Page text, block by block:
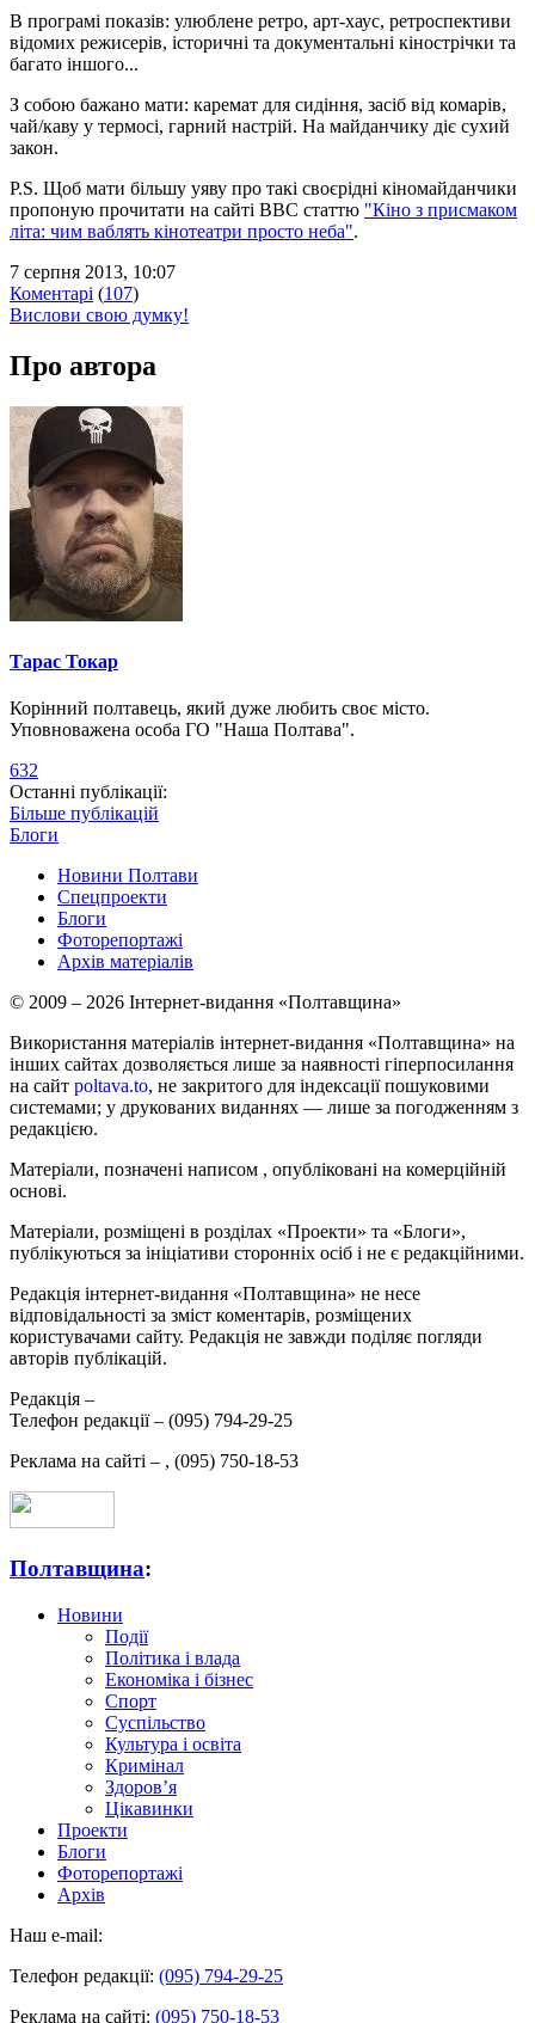
В програмі показів: улюблене ретро, арт-хаус, ретроспективи
відомих режисерів, історичні та документальні кінострічки та
багато іншого...
З собою бажано мати: каремат для сидіння, засіб від комарів,
чай/каву у термосі, гарний настрій. На майданчику діє сухий
закон.
P.S. Щоб мати більшу уяву про такі своєрідні кіномайданчики
пропоную прочитати на сайті BBC статтю "Кіно з присмаком
літа: чим ваблять кінотеатри просто неба".
7 серпня 2013, 10:07
Коментарі (107)
Вислови свою думку!
Про автора
Тарас Токар
Корінний полтавець, який дуже любить своє місто.
Уповноважена особа ГО "Наша Полтава".
632
Останні публікації:
Більше публікацій
Блоги
Новини Полтави
Спецпроекти
Блоги
Фоторепортажі
Архів матеріалів
© 2009 – 2026 Інтернет-видання «Полтавщина»
Використання матеріалів інтернет-видання «Полтавщина» на
інших сайтах дозволяється лише за наявності гіперпосилання
на сайт poltava.to, не закритого для індексації пошуковими
системами; у друкованих виданнях — лише за погодженням з
редакцією.
Матеріали, позначені написом , опубліковані на комерційній
основі.
Матеріали, розміщені в розділах «Проекти» та «Блоги»,
публікуються за ініціативи сторонніх осіб і не є редакційними.
Редакція інтернет-видання «Полтавщина» не несе
відповідальності за зміст коментарів, розміщених
користувачами сайту. Редакція не завжди поділяє погляди
авторів публікацій.
Редакція –
Телефон редакції – (095) 794-29-25
Реклама на сайті – , (095) 750-18-53
Полтавщина:
Новини
Події
Політика і влада
Економіка і бізнес
Спорт
Суспільство
Культура і освіта
Кримінал
Здоров’я
Цікавинки
Проекти
Блоги
Фоторепортажі
Архів
Наш e-mail:
Телефон редакції: (095) 794-29-25
Реклама на сайті: (095) 750-18-53